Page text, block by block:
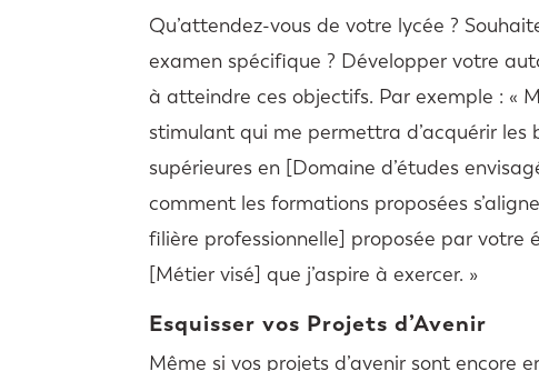
Qu’attendez-vous de votre lycée ?
examen spécifique ? Développer votre
à atteindre ces objectifs. Par exemple : «
stimulant qui me permettra d’acquérir les
supérieures en [Domaine d’études
comment les formations proposées
filière professionnelle] proposée par
[Métier visé] que j’aspire à exercer. »
Esquisser vos Projets d’Avenir
Même si vos projets d’avenir sont encore